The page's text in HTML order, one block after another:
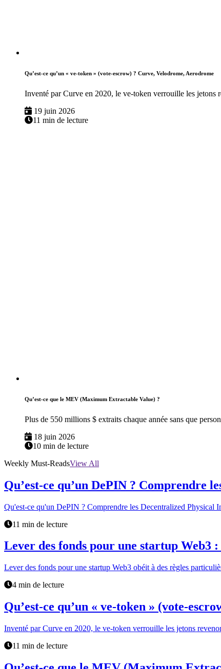
Qu’est-ce qu’un « ve-token » (vote-escrow) ? Curve, Velodrome, Aerodrome
Inventé par Curve en 2020, le ve-token verrouille les
19 juin 2026
11 min de lecture
Qu’est-ce que le MEV (Maximum Extractable Value) ?
Plus de 550 millions $ extraits chaque année sans que
18 juin 2026
10 min de lecture
Weekly Must-ReadsView All
Qu’est-ce qu’un DePIN ? Comprendre
Qu'est-ce qu'un DePIN ? Comprendre les Decentralized
11 min de lecture
Lever des fonds pour une startup
Lever des fonds pour une startup Web3 obéit à des règles
4 min de lecture
Qu’est-ce qu’un « ve-token » (vote-
Inventé par Curve en 2020, le ve-token verrouille les jetons
11 min de lecture